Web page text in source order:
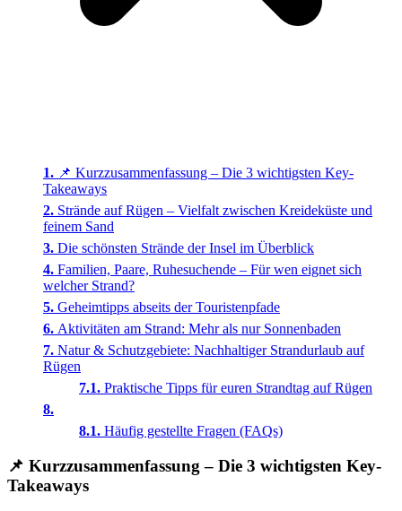
📌 Kurzzusammenfassung – Die 3 wichtigsten Key-
Takeaways
Strände auf Rügen – Vielfalt zwischen Kreideküste und
feinem Sand
Die schönsten Strände der Insel im Überblick
Familien, Paare, Ruhesuchende – Für wen eignet sich
welcher Strand?
Geheimtipps abseits der Touristenpfade
Aktivitäten am Strand: Mehr als nur Sonnenbaden
Natur & Schutzgebiete: Nachhaltiger Strandurlaub auf
Rügen
Praktische Tipps für euren Strandtag auf Rügen
Häufig gestellte Fragen (FAQs)
📌 Kurzzusammenfassung – Die 3 wichtigsten Key-
Takeaways